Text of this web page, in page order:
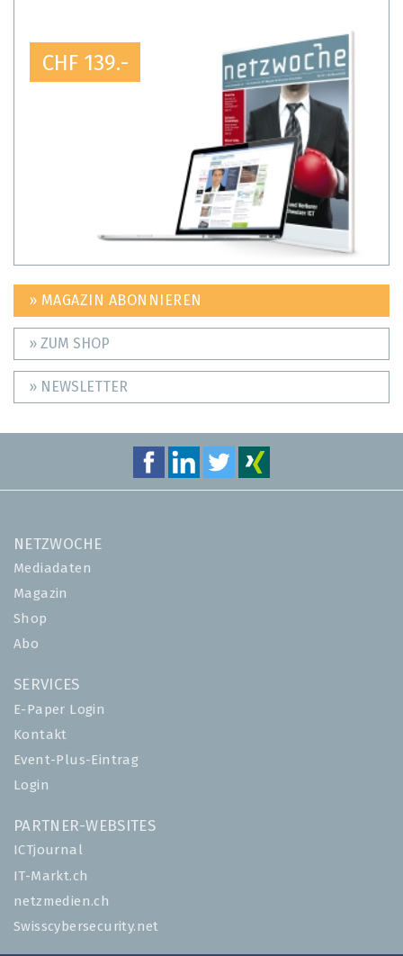
CHF 139.-
» MAGAZIN ABONNIEREN
» ZUM SHOP
» NEWSLETTER
NETZWOCHE
Mediadaten
Magazin
Shop
Abo
SERVICES
E-Paper Login
Kontakt
Event-Plus-Eintrag
Login
PARTNER-WEBSITES
ICTjournal
IT-Markt.ch
netzmedien.ch
Swisscybersecurity.net